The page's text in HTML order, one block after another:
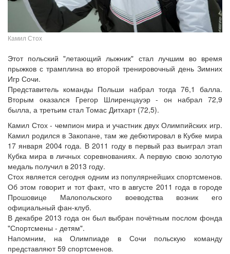
Камил Стох
Этот польский "летающий лыжник" стал лучшим во время
прыжков с трамплина во второй тренировочный день Зимних
Игр Сочи.
Представитель команды Польши набрал тогда 76,1 балла.
Вторым оказался Грегор Шлиренцауэр - он набрал 72,9
былла, а третьим стал Томас Дитхарт (72,5).
Камил Стох - чемпион мира и участник двух Олимпийских игр.
Камил родился в Закопане, там же дебютировал в Кубке мира
17 января 2004 года. В 2011 году в первый раз выиграл этап
Кубка мира в личных соревнованиях. А первую свою золотую
медаль получил в 2013 году.
Стох является сегодня одним из популярнейших спортсменов.
Об этом говорит и тот факт, что в августе 2011 года в городе
Прошовице Малопольского воеводства возник его
официальный фан-клуб.
В декабре 2013 года он был выбран почётным послом фонда
"Спортсмены - детям".
Напомним, на Олимпиаде в Сочи польскую команду
представляют 59 спортсменов.